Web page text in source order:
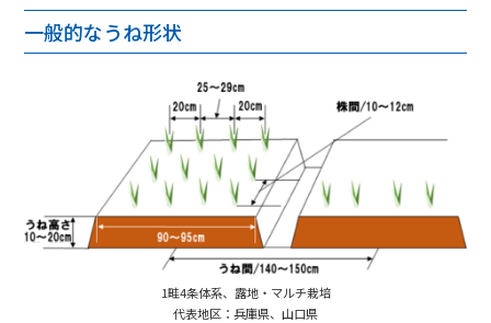
一般的なうね形状
1畦4条体系、露地・マルチ栽培
代表地区：兵庫県、山口県